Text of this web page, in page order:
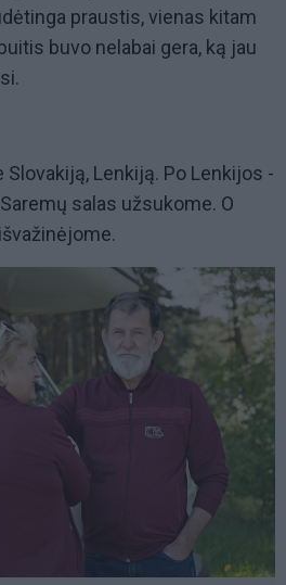
praustis, vienas kitam
buvo nelabai gera, ką jau
Lenkiją. Po Lenkijos -
salas užsukome. O